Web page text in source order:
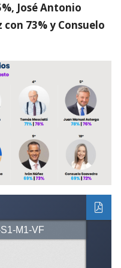
José Antonio
73% y Consuelo